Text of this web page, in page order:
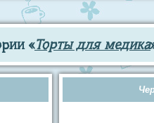
«Торты для медика